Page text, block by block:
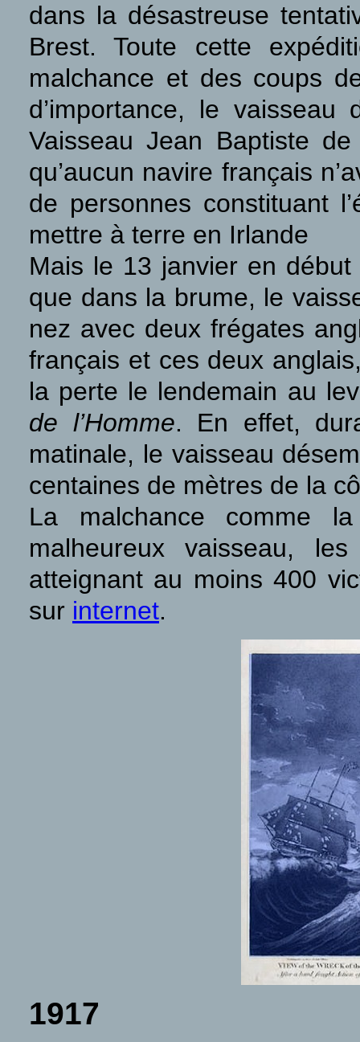
dans la désastreuse
Brest. Toute cette
malchance et des coups
d’importance, le
Vaisseau Jean Baptiste
qu’aucun navire français
de personnes constituant
mettre à terre en Irlande
Mais le 13 janvier en début
que dans la brume, le
nez avec deux frégates
français et ces deux
la perte le lendemain au
de l’Homme. En effet,
matinale, le vaisseau
centaines de mètres de la
La malchance comme
malheureux vaisseau,
atteignant au moins 400
sur internet.
1917